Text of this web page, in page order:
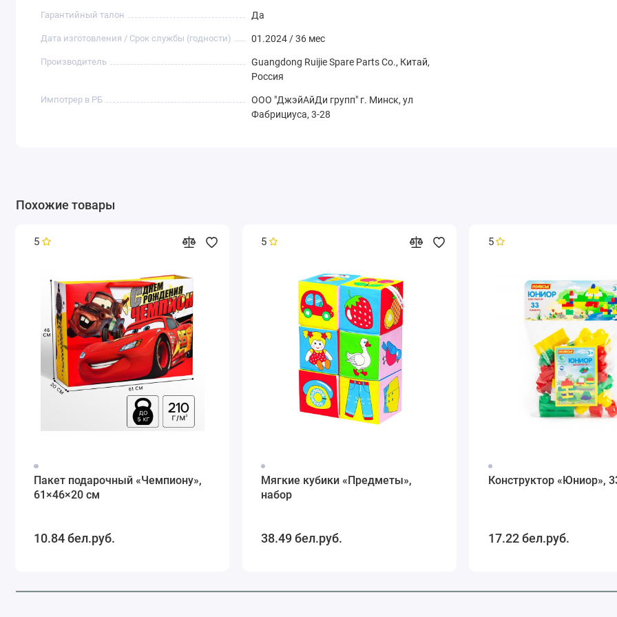
Гарантийный талон Да
Дата изготовления / Срок службы (годности) 01.2024 / 36 мес
Производитель
Guangdong Ruijie Spare Parts Co., Китай,
Россия
Импотрер в РБ
ООО "ДжэйАйДи групп" г. Минск, ул
Фабрициуса, 3-28
Похожие товары
5
Пакет подарочный «Чемпиону»,
61×46×20 см
10.84 бел.руб.
5
Мягкие кубики «Предметы»,
набор
38.49 бел.руб.
5
Конструктор «Юниор»,
17.22 бел.руб.